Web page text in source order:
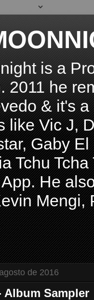
is a
2011 he
& it's
like Vic J,
Gaby
Tchu
He
Mengi,
de 2016
Album Sampler